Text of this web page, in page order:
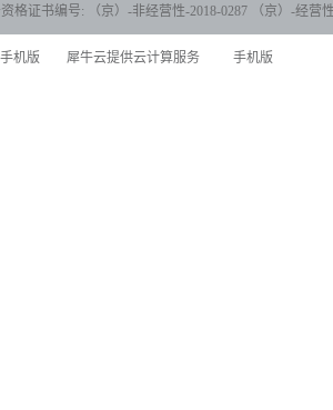
格证书编号: （京）-非经营性-2018-0287 （京）-经营
手机版 犀牛云提供云计算服务 手机版